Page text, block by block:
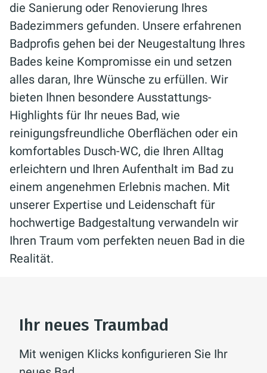
die Sanierung oder Renovierung Ihres
Badezimmers gefunden. Unsere erfahrenen
Badprofis gehen bei der Neugestaltung Ihres
Bades keine Kompromisse ein und setzen
alles daran, Ihre Wünsche zu erfüllen. Wir
bieten Ihnen besondere Ausstattungs-
Highlights für Ihr neues Bad, wie
reinigungsfreundliche Oberflächen oder ein
komfortables Dusch-WC, die Ihren Alltag
erleichtern und Ihren Aufenthalt im Bad zu
einem angenehmen Erlebnis machen. Mit
unserer Expertise und Leidenschaft für
hochwertige Badgestaltung verwandeln wir
Ihren Traum vom perfekten neuen Bad in die
Realität.
Ihr neues Traumbad
Mit wenigen Klicks konfigurieren Sie Ihr